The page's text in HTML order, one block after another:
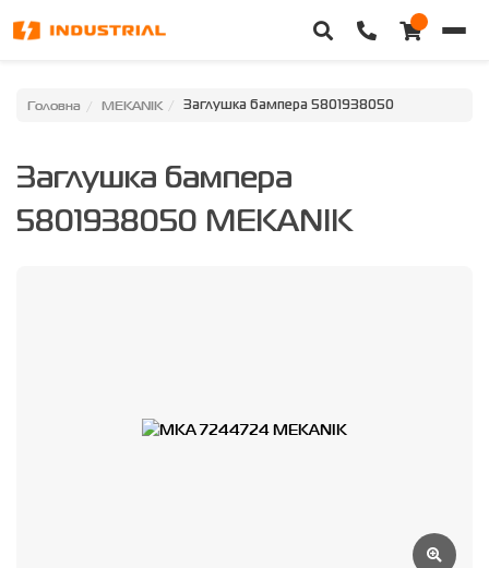
Головна
Категорії
Особистий кабінет
Головна MEKANIK Заглушка бампера 5801938050
Заглушка бампера
5801938050 MEKANIK